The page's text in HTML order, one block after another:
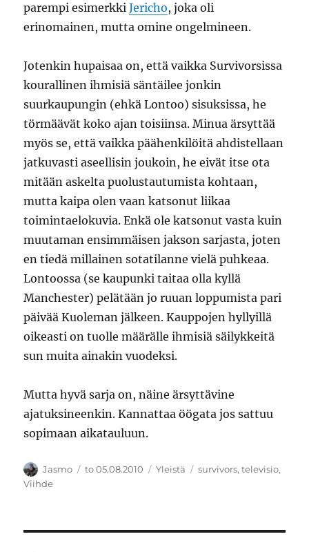
parempi esimerkkiJericho, joka oli
erinomainen, mutta omine ongelmineen.
Jotenkin hupaisaa on, että vaikka Survivorsissa
kourallinen ihmisiä säntäilee jonkin
suurkaupungin (ehkä Lontoo) sisuksissa, he
törmäävät koko ajan toisiinsa. Minua ärsyttää
myös se, että vaikka päähenkilöitä ahdistellaan
jatkuvasti aseellisin joukoin, he eivät itse ota
mitään askelta puolustautumista kohtaan,
mutta kaipa olen vaan katsonut liikaa
toimintaelokuvia. Enkä ole katsonut vasta kuin
muutaman ensimmäisen jakson sarjasta, joten
en tiedä millainen sotatilanne vielä puhkeaa.
Lontoossa (se kaupunki taitaa olla kyllä
Manchester) pelätään jo ruuan loppumista pari
päivää Kuoleman jälkeen. Kauppojen hyllyillä
oikeasti on tuolle määrälle ihmisiä säilykkeitä
sun muita ainakin vuodeksi.
Mutta hyvä sarja on, näine ärsyttävine
ajatuksineenkin. Kannattaa öögata jos sattuu
sopimaan aikatauluun.
Kirjoittaja
Jasmo Julkaistu
to 05.08.2010 Kategoriat
Yleistä Avainsanat
survivors,televisio,
Viihde